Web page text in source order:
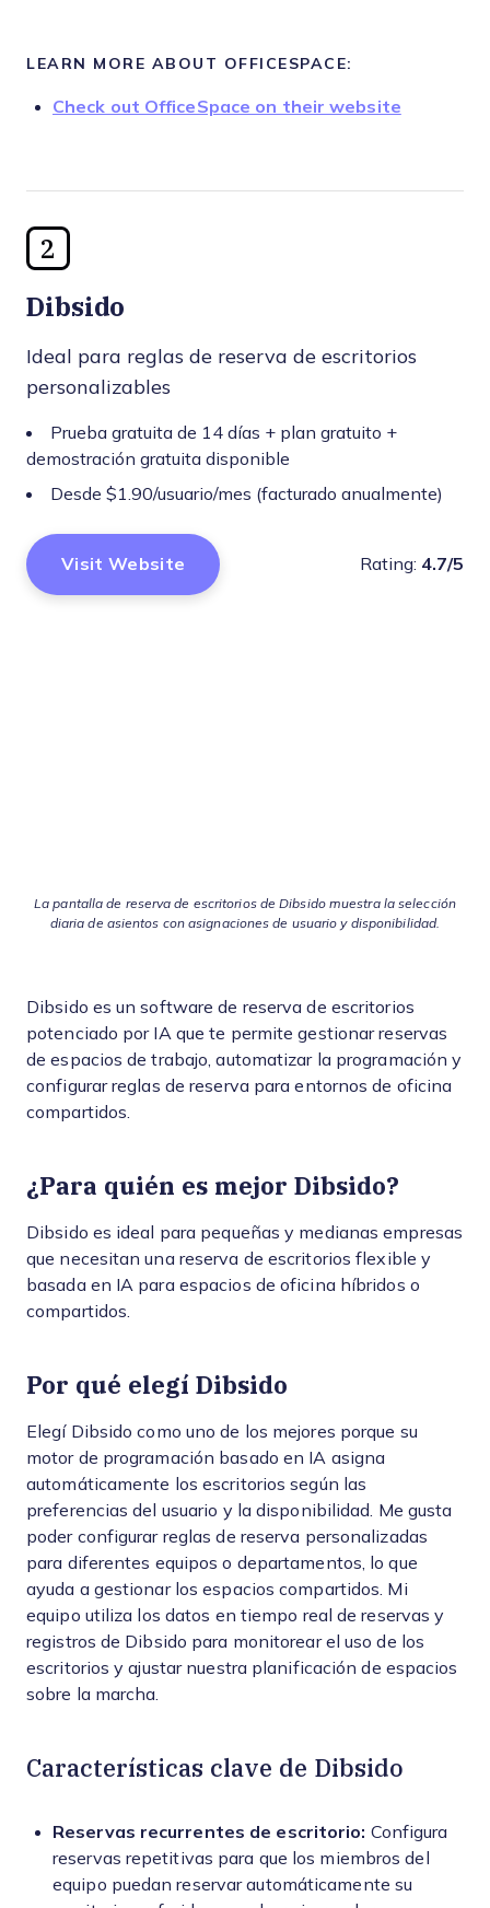
LEARN MORE ABOUT OFFICESPACE:
Check out OfficeSpace on their website
2
Dibsido
Ideal para reglas de reserva de escritorios
personalizables
Prueba gratuita de 14 días + plan gratuito +
demostración gratuita disponible
Desde $1.90/usuario/mes (facturado anualmente)
Visit Website Rating: 4.7/5
La pantalla de reserva de escritorios de Dibsido muestra la selección
diaria de asientos con asignaciones de usuario y disponibilidad.
Dibsido es un software de reserva de escritorios
potenciado por IA que te permite gestionar reservas
de espacios de trabajo, automatizar la programación y
configurar reglas de reserva para entornos de oficina
compartidos.
¿Para quién es mejor Dibsido?
Dibsido es ideal para pequeñas y medianas empresas
que necesitan una reserva de escritorios flexible y
basada en IA para espacios de oficina híbridos o
compartidos.
Por qué elegí Dibsido
Elegí Dibsido como uno de los mejores porque su
motor de programación basado en IA asigna
automáticamente los escritorios según las
preferencias del usuario y la disponibilidad. Me gusta
poder configurar reglas de reserva personalizadas
para diferentes equipos o departamentos, lo que
ayuda a gestionar los espacios compartidos. Mi
equipo utiliza los datos en tiempo real de reservas y
registros de Dibsido para monitorear el uso de los
escritorios y ajustar nuestra planificación de espacios
sobre la marcha.
Características clave de Dibsido
Reservas recurrentes de escritorio: Configura
reservas repetitivas para que los miembros del
equipo puedan reservar automáticamente su